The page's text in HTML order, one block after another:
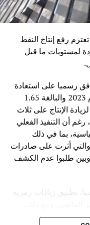
رفع إنتاج النفط
لمستويات ما قبل
رسميا على استعادة
نحو ثلثي التخفيضات التي أقرت في عام 2023 والبالغة 1.65
الإنتاج على ثلاث
أن التنفيذ الفعلي
بما في ذلك
والتي أثرت على صادرات
طلبوا عدم الكشف
تطبيق زيادات رمزية
نقصا كبيرا في